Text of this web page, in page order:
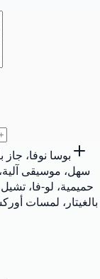
بوسا نوفا،
سهل، موسيقى آلية،
حميمية، لو-فا،
بالغيتار، لمسات